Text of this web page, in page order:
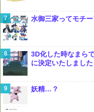
水御三家ってモチ
3D化した時なまら
に決定いたしました
妖精…？